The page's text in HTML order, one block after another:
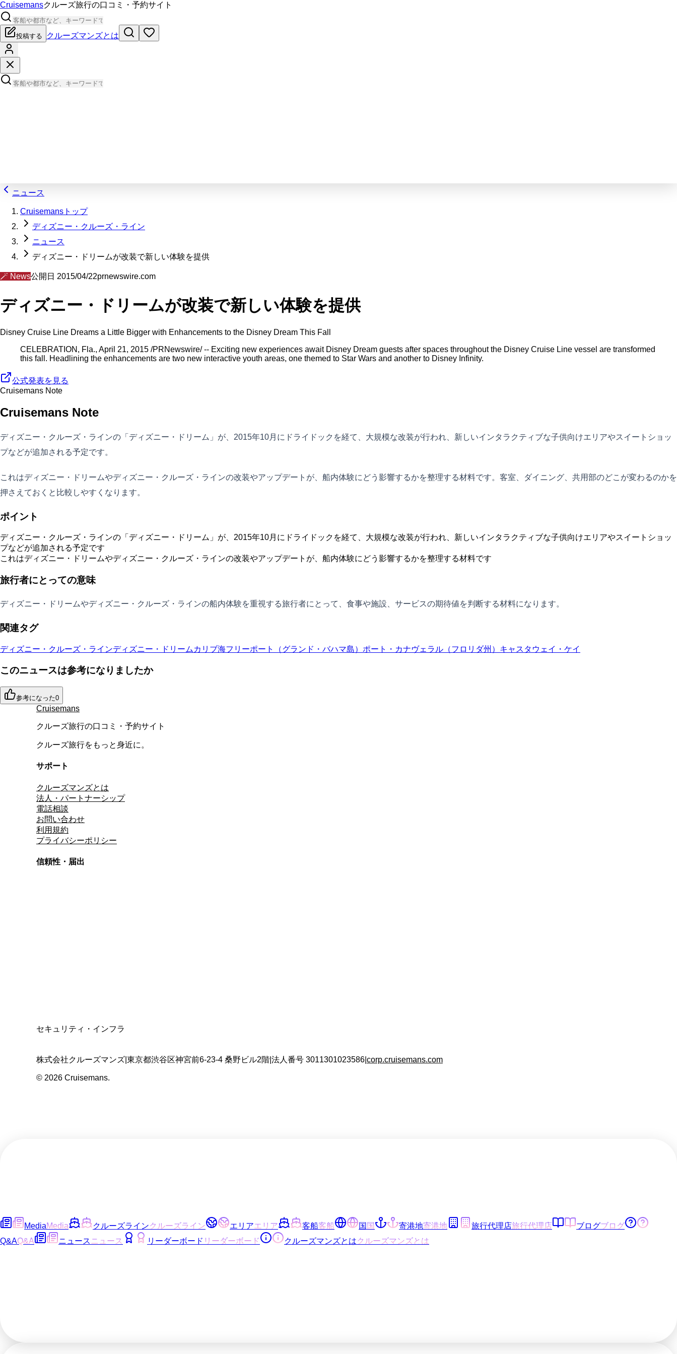
Cruisemansクルーズ旅行の口コミ・予約サイト
投稿する クルーズマンズとは
ニュース
Cruisemansトップ
ディズニー・クルーズ・ライン
ニュース
ディズニー・ドリームが改装で新しい体験を提供
🪄 News公開日 2015/04/22prnewswire.com
ディズニー・ドリームが改装で新しい体験を提供
Disney Cruise Line Dreams a Little Bigger with Enhancements to the Disney Dream This Fall
CELEBRATION, Fla., April 21, 2015 /PRNewswire/ -- Exciting new experiences await Disney Dream guests after spaces throughout the Disney Cruise Line vessel are transformed
this fall. Headlining the enhancements are two new interactive youth areas, one themed to Star Wars and another to Disney Infinity.
公式発表を見る
Cruisemans Note
Cruisemans Note
ディズニー・クルーズ・ラインの「ディズニー・ドリーム」が、2015年10月にドライドックを経て、大規模な改装が行われ、新しいインタラクティブな子供向けエリアやスイートショッ
プなどが追加される予定です。
これはディズニー・ドリームやディズニー・クルーズ・ラインの改装やアップデートが、船内体験にどう影響するかを整理する材料です。客室、ダイニング、共用部のどこが変わるのかを
押さえておくと比較しやすくなります。
ポイント
ディズニー・クルーズ・ラインの「ディズニー・ドリーム」が、2015年10月にドライドックを経て、大規模な改装が行われ、新しいインタラクティブな子供向けエリアやスイートショッ
プなどが追加される予定です
これはディズニー・ドリームやディズニー・クルーズ・ラインの改装やアップデートが、船内体験にどう影響するかを整理する材料です
旅行者にとっての意味
ディズニー・ドリームやディズニー・クルーズ・ラインの船内体験を重視する旅行者にとって、食事や施設、サービスの期待値を判断する材料になります。
関連タグ
ディズニー・クルーズ・ラインディズニー・ドリーム カリブ海フリーポート（グランド・バハマ島） ポート・カナヴェラル（フロリダ州） キャスタウェイ・ケイ
このニュースは参考になりましたか
参考になった0
Cruisemans
クルーズ旅行の口コミ・予約サイト
クルーズ旅行をもっと身近に。
サポート
クルーズマンズとは
法人・パートナーシップ
電話相談
お問い合わせ
利用規約
プライバシーポリシー
信頼性・届出
セキュリティ・インフラ
株式会社クルーズマンズ 東京都渋谷区神宮前6-23-4 桑野ビル2階 法人番号 3011301023586 corp.cruisemans.com
© 2026 Cruisemans.
MediaMedia クルーズラインクルーズライン エリアエリア 客船客船 国国 寄港地寄港地 旅行代理店旅行代理店 ブログブログ
Q&AQ&A ニュース ニュース リーダーボード リーダーボード クルーズマンズとはクルーズマンズとは